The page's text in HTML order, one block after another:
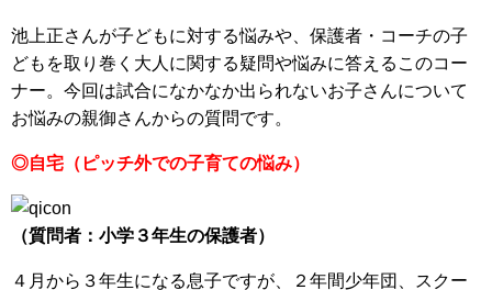
池上正さんが子どもに対する悩みや、保護者・コーチの子
どもを取り巻く大人に関する疑問や悩みに答えるこのコー
ナー。今回は試合になかなか出られないお子さんについて
お悩みの親御さんからの質問です。
◎自宅（ピッチ外での子育ての悩み）
（質問者：小学３年生の保護者）
４月から３年生になる息子ですが、２年間少年団、スクー